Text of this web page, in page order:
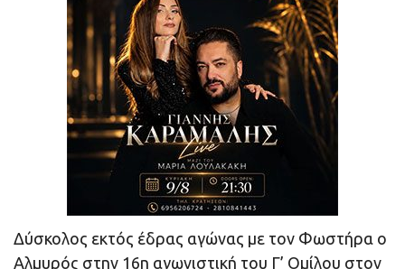
Δύσκολος εκτός έδρας αγώνας με τον Φωστήρα ο
Αλμυρός στην 16η αγωνιστική του Γ’ Ομίλου στον